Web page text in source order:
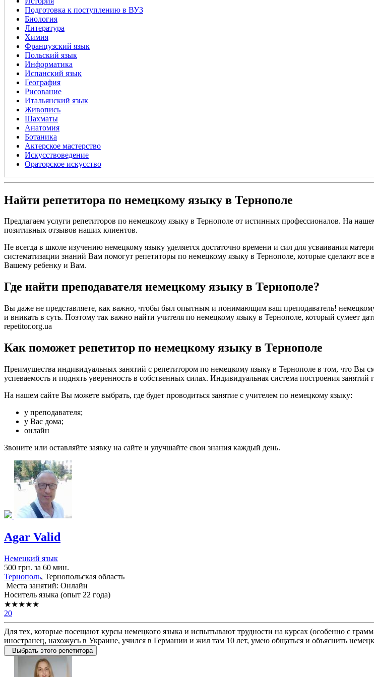
Подготовка к поступлению в ВУЗ
Биология
Литература
Химия
Французский язык
Польский язык
Информатика
Испанский язык
География
Рисование
Итальянский язык
Живопись
Шахматы
Анатомия
Ботаника
Актерское мастерство
Искусствоведение
Ораторское искусство
Найти репетитора по немецкому языку в Тернополе
Предлагаем услуги репетиторов по немецкому языку в Тернополе от истинных профессионалов. На
позитивных отзывов наших клиентов.
Не всегда в школе изучению немецкому языку уделяется достаточно времени и сил для усваивания
систематизации знаний Вам помогут репетиторы по немецкому языку в Тернополе, которые сделают
Вашему ребенку и Вам.
Где найти преподавателя немецкому языку в Тернополе?
Вы даже не представляете, как важно, чтобы был опытным и понимающим ваш преподаватель!
и вникать в суть. Поэтому так важно найти учителя по немецкому языку в Тернополе, который сумеет
repetitor.org.ua
Как поможет репетитор по немецкому языку в Тернополе
Преимущества индивидуальных занятий с репетитором по немецкому языку в Тернополе в том, что Вы
успеваемость и поднять уверенность в собственных силах. Индивидуальная система построения
На нашем сайте Вы можете выбрать, где будет проводиться занятие с учителем по немецкому языку:
у преподавателя;
у Вас дома;
онлайн
Звоните или оставляйте заявку на сайте и улучшайте свои знания каждый день.
Agar Valid
Немецкий язык
500 грн. за 60 мин.
Тернополь, Тернопольская область
Места занятий: Онлайн
Носитель языка (опыт 22 года)
★★★★★
20
Для тех, которые посещают курсы немецкого языка и испытывают трудности на курсах (особенно с
иностранец, нахожусь в Украине, учился в Германии и жил там 10 лет, умею общаться и объяснить
Выбрать этого репетитора